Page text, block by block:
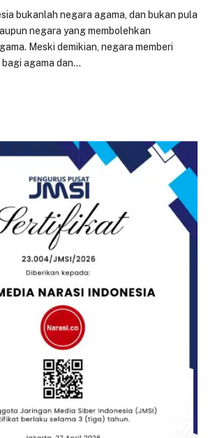
bukanlah negara agama, dan bukan pula
negara yang membolehkan
Meski demikian, negara memberi
agama dan…